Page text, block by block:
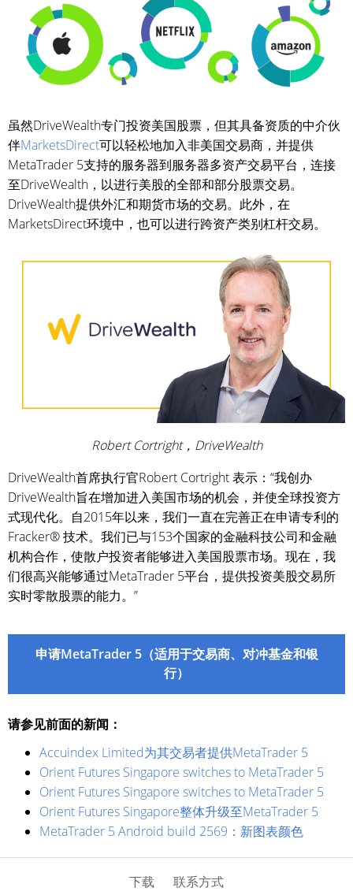
虽然DriveWealth专门投资美国股票，但其具备资质的中介伙
伴MarketsDirect可以轻松地加入非美国交易商，并提供
MetaTrader 5支持的服务器到服务器多资产交易平台，连接
至DriveWealth，以进行美股的全部和部分股票交易。
DriveWealth提供外汇和期货市场的交易。此外，在
MarketsDirect环境中，也可以进行跨资产类别杠杆交易。
Robert Cortright，DriveWealth
DriveWealth首席执行官Robert Cortright 表示：“我创办
DriveWealth旨在增加进入美国市场的机会，并使全球投资方
式现代化。自2015年以来，我们一直在完善正在申请专利的
Fracker® 技术。我们已与153个国家的金融科技公司和金融
机构合作，使散户投资者能够进入美国股票市场。现在，我
们很高兴能够通过MetaTrader 5平台，提供投资美股交易所
实时零散股票的能力。”
申请MetaTrader 5（适用于交易商、对冲基金和银
行）
请参见前面的新闻：
Accuindex Limited为其交易者提供MetaTrader 5
Orient Futures Singapore switches to MetaTrader 5
Orient Futures Singapore switches to MetaTrader 5
Orient Futures Singapore整体升级至MetaTrader 5
MetaTrader 5 Android build 2569：新图表颜色
下载 联系方式